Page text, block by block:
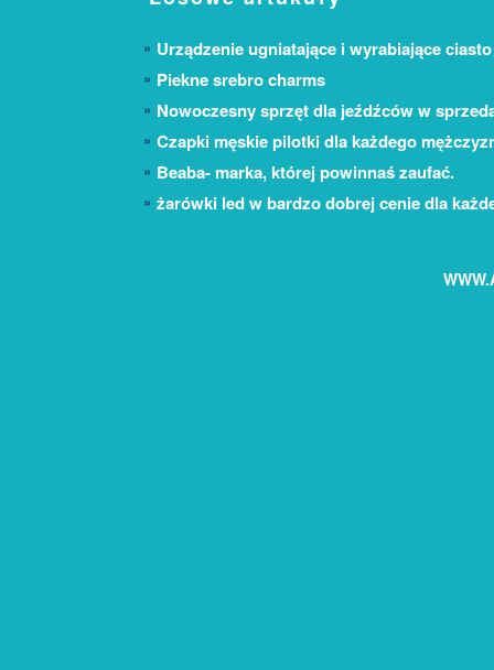
Urządzenie ugniatające i wyrabiające ciasto
Piekne srebro charms
Nowoczesny sprzęt dla jeźdźców w
Czapki męskie pilotki dla każdego
Beaba- marka, której powinnaś zaufać.
żarówki led w bardzo dobrej cenie dla